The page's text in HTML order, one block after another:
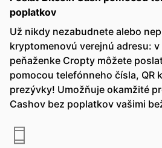
poplatkov
Už nikdy nezabudnete alebo
kryptomenovú verejnú adresu:
peňaženke Cropty môžete
pomocou telefónneho čísla, QR
prezývky! Umožňuje okamžité
Cashov bez poplatkov vašimi